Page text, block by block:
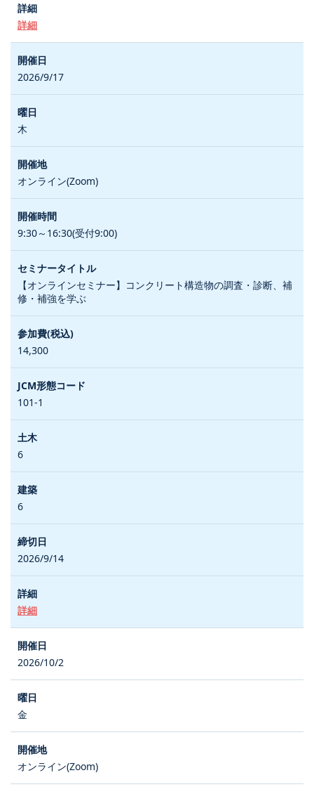
詳細
2026/9/17
木
オンライン(Zoom)
9:30～16:30(受付9:00)
【オンラインセミナー】コンクリート構造物の調査・診断、補
修・補強を学ぶ
14,300
101-1
6
6
2026/9/14
詳細
2026/10/2
金
オンライン(Zoom)